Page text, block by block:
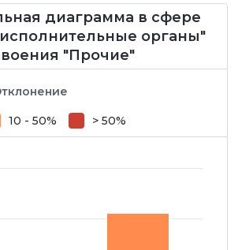
диаграмма в сфере
органы"
"Прочие"
10 - 50% > 50%